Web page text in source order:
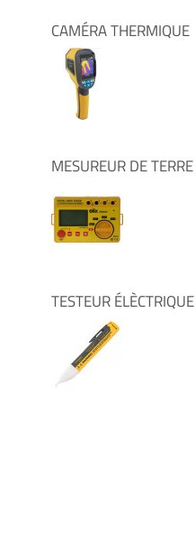
CAMÉRA THERMIQUE
MESUREUR DE TERRE
TESTEUR ÉLÈCTRIQUE